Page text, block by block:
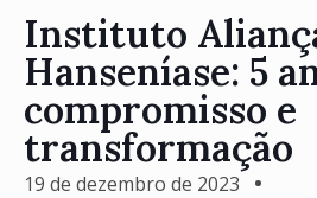
Instituto
Hanseníase: 5
compromisso e
transformação
19 de dezembro de 2023